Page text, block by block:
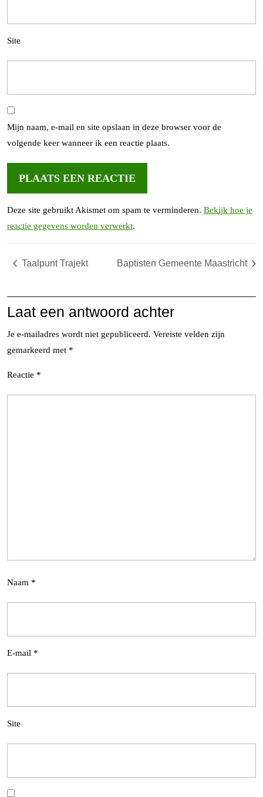
Site
Mijn naam, e-mail en site opslaan in deze browser voor de
volgende keer wanneer ik een reactie plaats.
Deze site gebruikt Akismet om spam te verminderen. Bekijk hoe je
reactie gegevens worden verwerkt.
Taalpunt Trajekt Baptisten Gemeente Maastricht
Laat een antwoord achter
Je e-mailadres wordt niet gepubliceerd. Vereiste velden zijn
gemarkeerd met *
Reactie *
Naam *
E-mail *
Site